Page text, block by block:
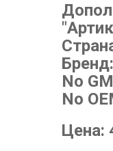
No
No
Цена: